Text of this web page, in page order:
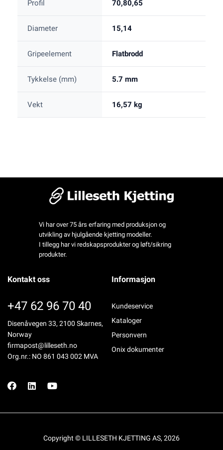
Profil 70,80,65
Diameter 15,14
Gripeelement Flatbrodd
Tykkelse (mm) 5.7 mm
Vekt 16,57 kg
Vi har over 75 års erfaring med produksjon og
utvikling av hjulgående kjetting modeller.
I tillegg har vi redskapsprodukter og løft/sikring
produkter.
Kontakt oss
+47 62 96 70 40
Disenåvegen 33, 2100 Skarnes,
Norway
firmapost@lilleseth.no
Org.nr.: NO 861 043 002 MVA
Informasjon
Kundeservice
Kataloger
Personvern
Onix dokumenter
Copyright © LILLESETH KJETTING AS, 2026